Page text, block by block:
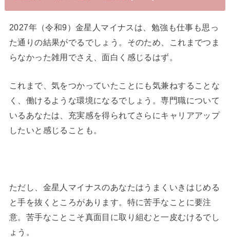
2027年（令和9）金星人マイナスは、勉強も仕事も思っ
た通りの結果がでるでしょう。そのため、これまでつま
らなかった雑用でさえ、面白く感じるはず。
これまで、気をつかっていたことにも気兼ねすることな
く、働けるような環境になるでしょう。専門職について
いるあなたは、充実感を得られてさらにキャリアアップ
したいと感じることも。
ただし、金星人マイナスのあなたはうまくいきはじめる
と手を抜くところがあります。特に苦手なことに要注
意。苦手なことこそ真面目に取り組むと一皮むけるでし
ょう。